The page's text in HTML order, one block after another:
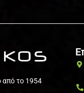
από το 1954